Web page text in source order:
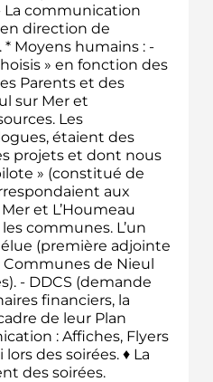
La communication
direction de
Moyens humains : -
» en fonction des
Parents et des
sur Mer et
Les
étaient des
projets et dont nous
» (constitué de
aux
et L’Houmeau
communes. L’un
(première adjointe
Communes de Nieul
- DDCS (demande
financiers, la
de leur Plan
: Affiches, Flyers
des soirées. ♦ La
des soirées.